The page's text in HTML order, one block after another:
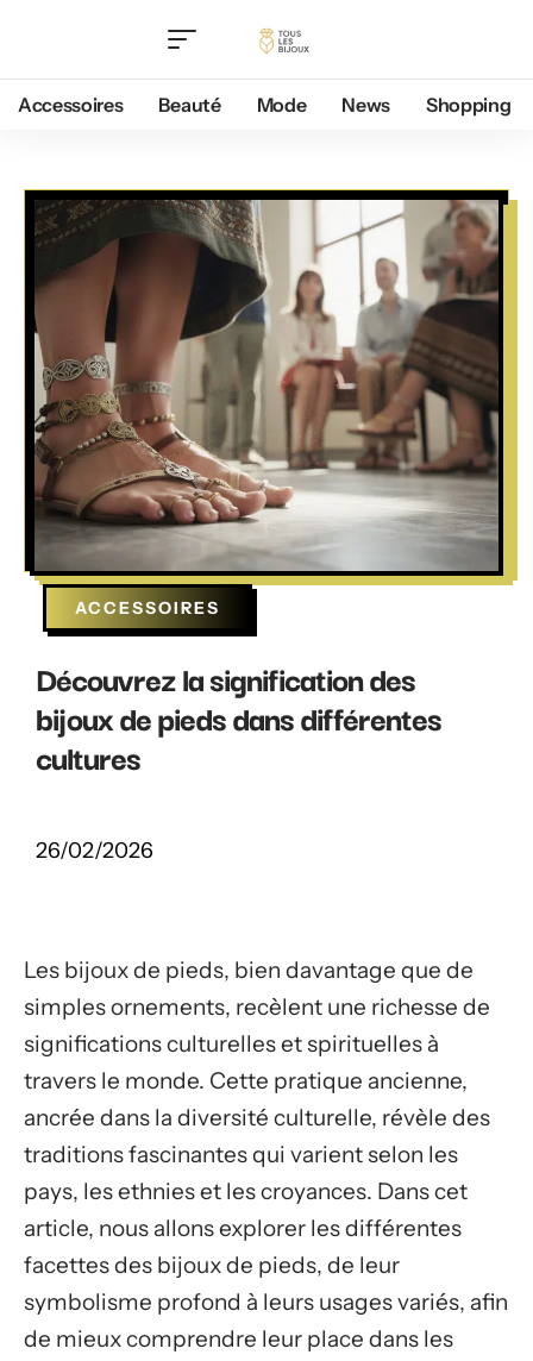
Accessoires Beauté Mode News Shopping
ACCESSOIRES
Découvrez la signification des
bijoux de pieds dans différentes
cultures
26/02/2026
Les bijoux de pieds, bien davantage que de
simples ornements, recèlent une richesse de
significations culturelles et spirituelles à
travers le monde. Cette pratique ancienne,
ancrée dans la diversité culturelle, révèle des
traditions fascinantes qui varient selon les
pays, les ethnies et les croyances. Dans cet
article, nous allons explorer les différentes
facettes des bijoux de pieds, de leur
symbolisme profond à leurs usages variés, afin
de mieux comprendre leur place dans les